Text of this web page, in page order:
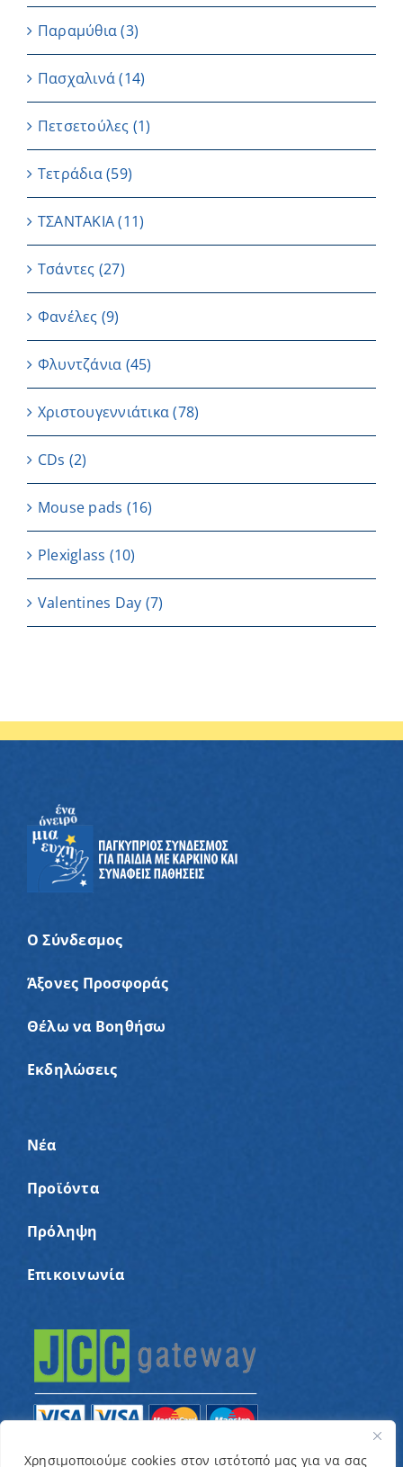
Χρησιμοποιούμε cookies στον ιστότοπό μας για να σας
Παραμύθια (3)
Πασχαλινά (14)
Πετσετούλες (1)
Τετράδια(59)
ΤΣΑΝΤΑΚΙΑ (11)
Τσάντες (27)
Φανέλες (9)
Φλυντζάνια (45)
Χριστουγεννιάτικα(78)
CDs (2)
Μouse pads (16)
Plexiglass (10)
Valentines Day (7)
Ο Σύνδεσμος
Άξονες Προσφοράς
Θέλω να Βοηθήσω
Εκδηλώσεις
Νέα
Προϊόντα
Πρόληψη
Επικοινωνία